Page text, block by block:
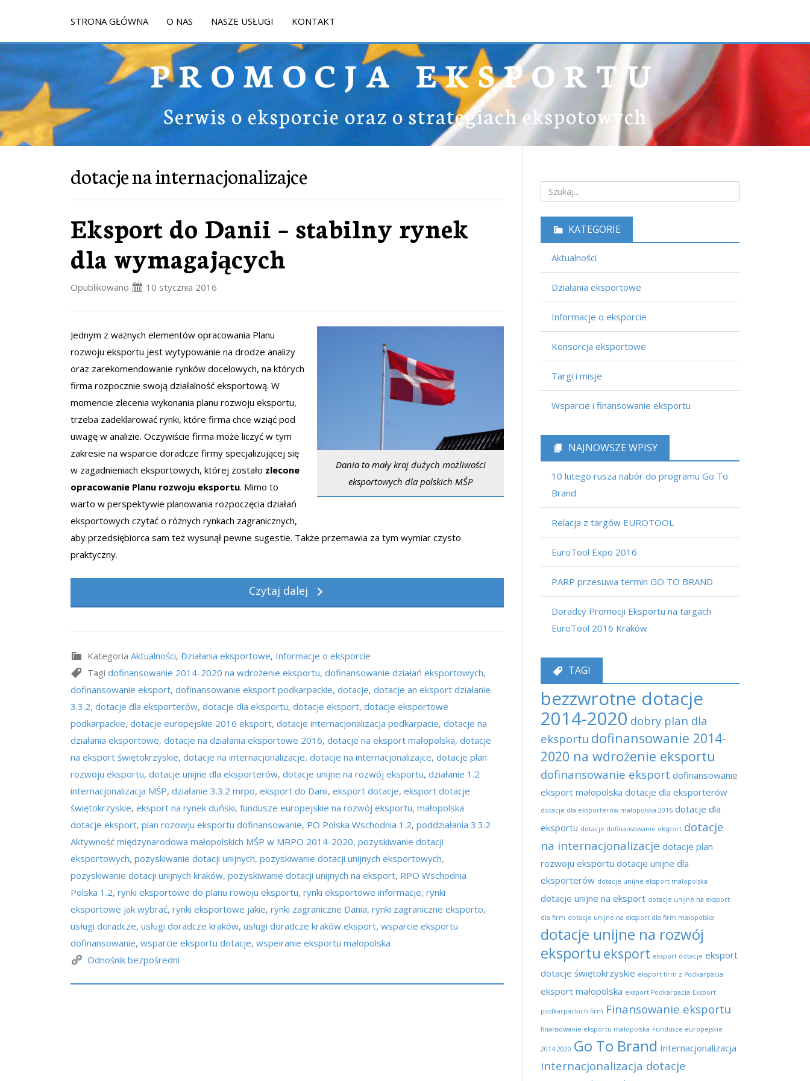
STRONA GŁÓWNA O NAS NASZE USŁUGI KONTAKT
PROMOCJA EKSPORTU
Serwis o eksporcie oraz o strategiach ekspotowych
dotacje na internacjonalizajce
Eksport do Danii – stabilny rynek
dla wymagających
Opublikowano 10 stycznia 2016
Dania to mały kraj dużych możliwości
eksportowych dla polskich MŚP
Jednym z ważnych elementów opracowania Planu
rozwoju eksportu jest wytypowanie na drodze analizy
oraz zarekomendowanie rynków docelowych, na których
firma rozpocznie swoją działalność eksportową. W
momencie zlecenia wykonania planu rozwoju eksportu,
trzeba zadeklarować rynki, które firma chce wziąć pod
uwagę w analizie. Oczywiście firma może liczyć w tym
zakresie na wsparcie doradcze firmy specjalizującej się
w zagadnieniach eksportowych, której zostało zlecone
opracowanie Planu rozwoju eksportu. Mimo to
warto w perspektywie planowania rozpoczęcia działań
eksportowych czytać o różnych rynkach zagranicznych,
aby przedsiębiorca sam też wysunął pewne sugestie. Także przemawia za tym wymiar czysto
praktyczny.
Czytaj dalej
Kategoria Aktualności, Działania eksportowe, Informacje o eksporcie
Tagi dofinansowanie 2014-2020 na wdrożenie eksportu, dofinansowanie działań eksportowych,
dofinansowanie eksport, dofinansowanie eksport podkarpackie, dotacje, dotacje an eksport działanie
3.3.2, dotacje dla eksporterów, dotacje dla eksportu, dotacje eksport, dotacje eksportowe
podkarpackie, dotacje europejskie 2016 eksport, dotacje internacjonalizacja podkarpacie, dotacje na
działania eksportowe, dotacje na działania eksportowe 2016, dotacje na eksport małopolska, dotacje
na eksport świętokrzyskie, dotacje na internacjonalizacje, dotacje na internacjonalizajce, dotacje plan
rozwoju eksportu, dotacje unijne dla eksporterów, dotacje unijne na rozwój eksportu, działanie 1.2
internacjonalizacja MŚP, działanie 3.3.2 mrpo, eksport do Danii, eksport dotacje, eksport dotacje
świętokrzyskie, eksport na rynek duński, fundusze europejskie na rozwój eksportu, małopolska
dotacje eksport, plan rozowju eksportu dofinansowanie, PO Polska Wschodnia 1.2, poddziałania 3.3.2
Aktywność międzynarodowa małopolskich MŚP w MRPO 2014-2020, pozyskiwanie dotacji
eksportowych, pozyskiwanie dotacji unijnych, pozyskiwanie dotacji unijnych eksportowych,
pozyskiwanie dotacji unijnych kraków, pozyskiwanie dotacji unijnych na eksport, RPO Wschodnia
Polska 1.2, rynki eksportowe do planu rowoju eksportu, rynki eksportowe informacje, rynki
eksportowe jak wybrać, rynki eksportowe jakie, rynki zagraniczne Dania, rynki zagraniczne eksporto,
usługi doradcze, usługi doradcze kraków, usługi doradcze kraków eksport, wsparcie eksportu
dofinansowanie, wsparcie eksportu dotacje, wspeiranie eksportu małopolska
Odnośnik bezpośredni
KATEGORIE
Aktualności
Działania eksportowe
Informacje o eksporcie
Konsorcja eksportowe
Targi i misje
Wsparcie i finansowanie eksportu
NAJNOWSZE WPISY
10 lutego rusza nabór do programu Go To
Brand
Relacja z targów EUROTOOL
EuroTool Expo 2016
PARP przesuwa termin GO TO BRAND
Doradcy Promocji Eksportu na targach
EuroTool 2016 Kraków
TAGI
bezzwrotne dotacje
2014-2020 dobry plan dla
eksportu dofinansowanie 2014-
2020 na wdrożenie eksportu
dofinansowanie eksport dofinansowanie
eksport małopolska dotacje dla eksporterów
dotacje dla eksporterów małopolska 2016 dotacje dla
eksportu dotacje dofinansowanie eksport dotacje
na internacjonalizacje dotacje plan
rozwoju eksportu dotacje unijne dla
eksporterów dotacje unijne eksport małopolska
dotacje unijne na eksport dotacje unijne na eksport
dla firm dotacje unijne na eksport dla firm małopolska
dotacje unijne na rozwój
eksportu eksport eksport dotacje eksport
dotacje świętokrzyskie eksport firm z Podkarpacia
eksport małopolska eksport Podkarpacia Eksport
podkarpackich firm Finansowanie eksportu
finansowanie eksportu małopolska Fundusze europejskie
2014-2020 Go To Brand Internacjonalizacja
internacjonalizacja dotacje